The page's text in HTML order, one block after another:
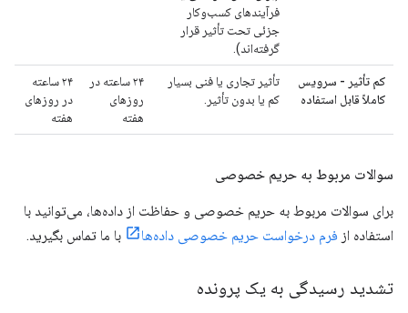
فرآیندهای کسب‌وکار
جزئی تحت تأثیر قرار
گرفته‌اند).
کم تأثیر - سرویس
کاملاً قابل استفاده
تأثیر تجاری یا فنی بسیار
کم یا بدون تأثیر.
۲۴ ساعته در
روزهای
هفته
۲۴ ساعته
در روزهای
هفته
سوالات مربوط به حریم خصوصی
برای سوالات مربوط به حریم خصوصی و حفاظت از داده‌ها، می‌توانید با
استفاده از فرم درخواست حریم خصوصی داده‌ها با ما تماس بگیرید.
تشدید رسیدگی به یک پرونده